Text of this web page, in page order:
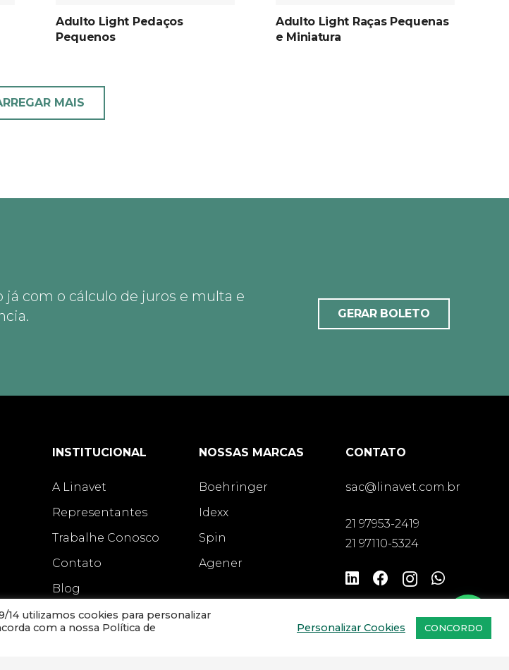
Adulto Light Pedaços
Pequenos
Adulto Light Raças Pequenas
e Miniatura
MAIS
com o cálculo de juros e multa e
GERAR BOLETO
INSTITUCIONAL
A Linavet
Representantes
Trabalhe Conosco
Contato
Blog
NOSSAS MARCAS
Boehringer
Idexx
Spin
Agener
CONTATO
sac@linavet.com.br
21 97953-2419
21 97110-5324
14 utilizamos cookies para personalizar
com a nossa Política de
Personalizar Cookies CONCORDO